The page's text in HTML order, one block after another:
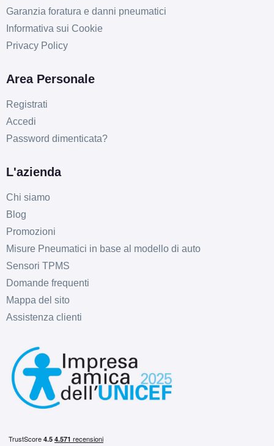
Garanzia foratura e danni pneumatici
Informativa sui Cookie
Privacy Policy
Area Personale
Registrati
Accedi
Password dimenticata?
L'azienda
Chi siamo
Blog
Promozioni
Misure Pneumatici in base al modello di auto
Sensori TPMS
Domande frequenti
Mappa del sito
Assistenza clienti